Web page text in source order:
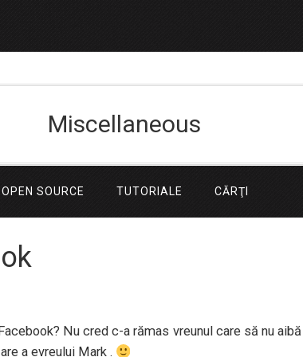
Miscellaneous
OPEN SOURCE TUTORIALE CĂRŢI
Nu cred c-a rămas vreunul care să nu
a evreului Mark .